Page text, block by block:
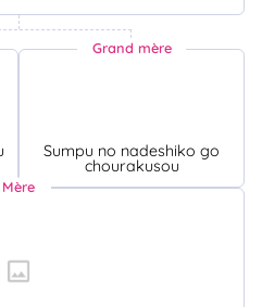
Grand mère
Sumpu no nadeshiko go
chourakusou
Mère